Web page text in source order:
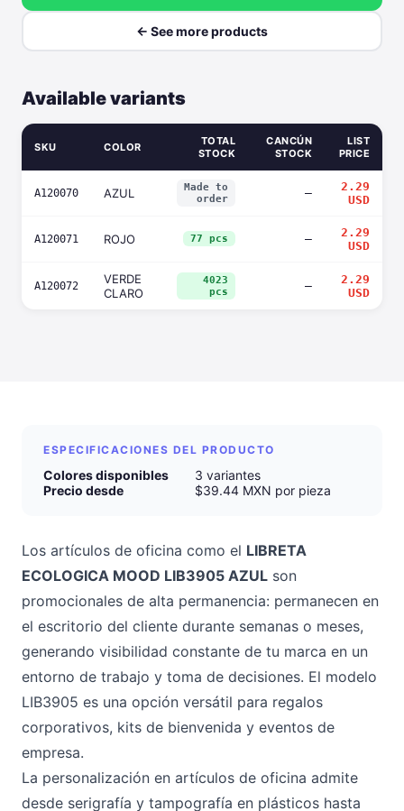
← See more products
Available variants
SKU COLOR
TOTAL
STOCK
CANCÚN
STOCK
LIST
PRICE
A120070 AZUL
Made to
order
—
2.29
USD
A120071 ROJO 77 pcs —
2.29
USD
A120072
VERDE
CLARO
4023
pcs
—
2.29
USD
ESPECIFICACIONES DEL PRODUCTO
Colores disponibles
3 variantes
Precio desde
$39.44 MXN por pieza
Los artículos de oficina como el LIBRETA
ECOLOGICA MOOD LIB3905 AZUL son
promocionales de alta permanencia: permanecen en
el escritorio del cliente durante semanas o meses,
generando visibilidad constante de tu marca en un
entorno de trabajo y toma de decisiones. El modelo
LIB3905 es una opción versátil para regalos
corporativos, kits de bienvenida y eventos de
empresa.
La personalización en artículos de oficina admite
desde serigrafía y tampografía en plásticos hasta